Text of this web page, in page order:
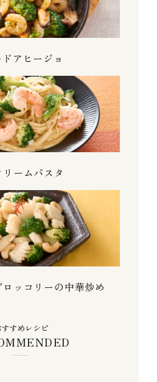
アヒージョ
ームパスタ
ロッコリーの中華炒め
すすめレシピ